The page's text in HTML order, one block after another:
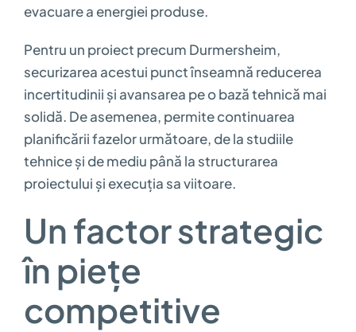
evacuare a energiei produse.
Pentru un proiect precum Durmersheim,
securizarea acestui punct înseamnă reducerea
incertitudinii și avansarea pe o bază tehnică mai
solidă. De asemenea, permite continuarea
planificării fazelor următoare, de la studiile
tehnice și de mediu până la structurarea
proiectului și execuția sa viitoare.
Un factor strategic
în piețe
competitive